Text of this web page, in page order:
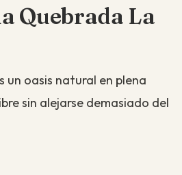
Quebrada La
un oasis natural en plena
sin alejarse demasiado del